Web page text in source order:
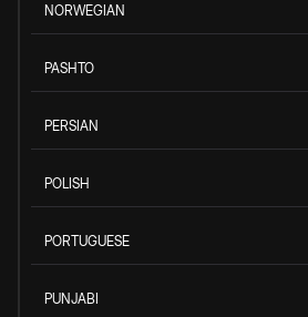
NORWEGIAN
PASHTO
PERSIAN
POLISH
PORTUGUESE
PUNJABI